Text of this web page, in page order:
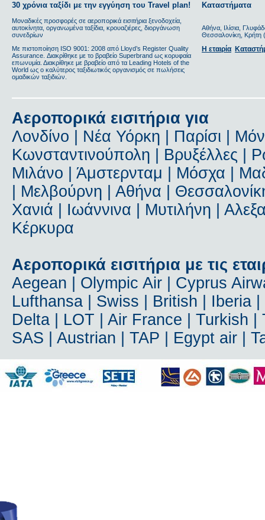
30 χρόνια ταξίδι με την εγγύηση του Travel plan!
Μοναδικές προσφορές σε αεροπορικά εισιτήρια ξενοδοχεία,
αυτοκίνητα, οργανωμένα ταξίδια, κρουαζιέρες, διοργάνωση
συνεδρίων
Με πιστοποίηση ΙSO 9001: 2008 από Lloyd’s Register Quality
Assurance. Διακρίθηκε με το βραβείο Superbrand ως κορυφαία
επωνυμία. Διακρίθηκε με βραβείο από τα Leading Hotels of the
World ως ο καλύτερος ταξιδιωτικός οργανισμός σε πωλήσεις
ομαδικών ταξιδιών.
Καταστήματα
Αθήνα, Ιλίσια,
Θεσσαλονίκη, Κρήτη
Η εταιρία
Αεροπορικά εισιτήρια για
Λονδίνο | Νέα Υόρκη | Παρίσι |
Κωνσταντινούπολη | Βρυξέλλες |
Μιλάνο | Άμστερνταμ | Μόσχα |
| Μελβούρνη | Αθήνα |
Χανιά | Ιωάννινα | Μυτιλήνη |
Κέρκυρα
Αεροπορικά εισιτήρια με τις
Aegean | Olympic Air | Cyprus
Lufthansa | Swiss | British | Iberia
Delta | LOT | Air France | Turkish |
SAS | Austrian | TAP | Egypt air |